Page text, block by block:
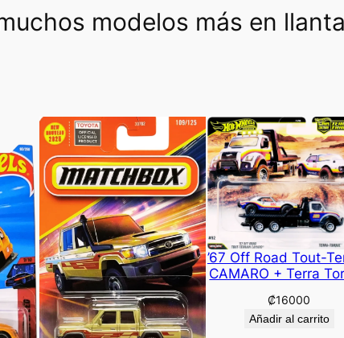
modelos más en
’67 Off Road Tout-
CAMARO + Terra
₡16000
Añadir al carrito